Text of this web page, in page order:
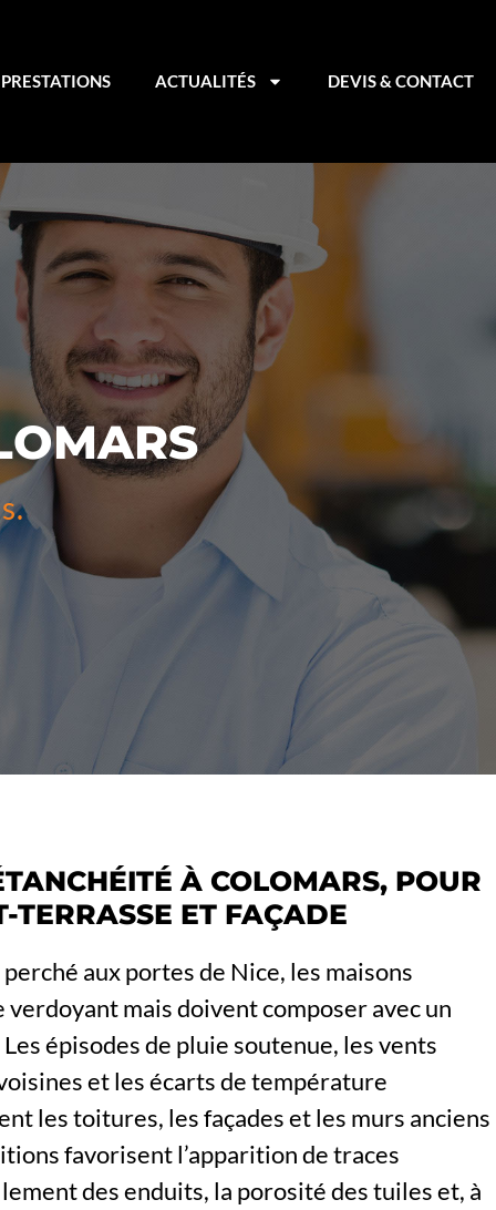
PRESTATIONS ACTUALITÉS DEVIS & CONTACT
À COLOMARS, POUR
TERRASSE ET FAÇADE
aux portes de Nice, les maisons
verdoyant mais doivent composer avec un
épisodes de pluie soutenue, les vents
et les écarts de température
les toitures, les façades et les murs anciens
favorisent l’apparition de traces
des enduits, la porosité des tuiles et, à